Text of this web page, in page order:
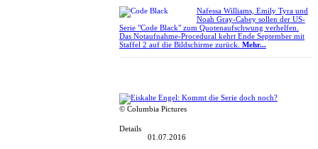
Nafessa Williams, Emily Tyra und
Noah Gray-Cabey sollen der US-
Serie "Code Black" zum Quotenaufschwung verhelfen.
Das Notaufnahme-Procedural kehrt Ende September mit
Staffel 2 auf die Bildschirme zurück. Mehr...
© Columbia Pictures
Details
01.07.2016